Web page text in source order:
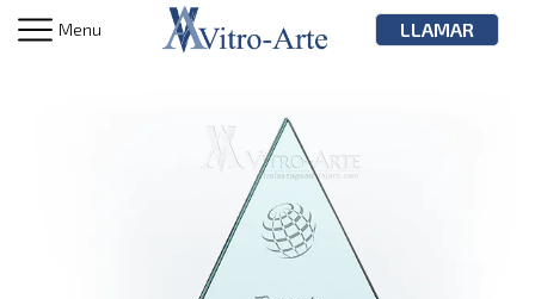
Menu LLAMAR